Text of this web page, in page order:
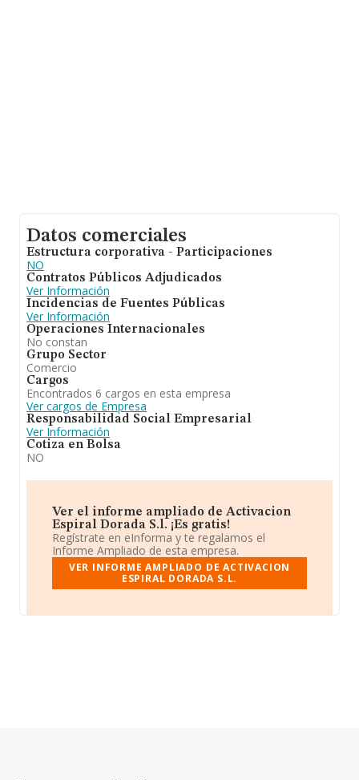
Datos comerciales
Estructura corporativa - Participaciones
NO
Contratos Públicos Adjudicados
Ver Información
Incidencias de Fuentes Públicas
Ver Información
Operaciones Internacionales
No constan
Grupo Sector
Comercio
Cargos
Encontrados 6 cargos en esta empresa
Ver cargos de Empresa
Responsabilidad Social Empresarial
Ver Información
Cotiza en Bolsa
NO
Ver el informe ampliado de Activacion
Espiral Dorada S.l. ¡Es gratis!
Regístrate en eInforma y te regalamos el
Informe Ampliado de esta empresa.
VER INFORME AMPLIADO DE ACTIVACION
ESPIRAL DORADA S.L.